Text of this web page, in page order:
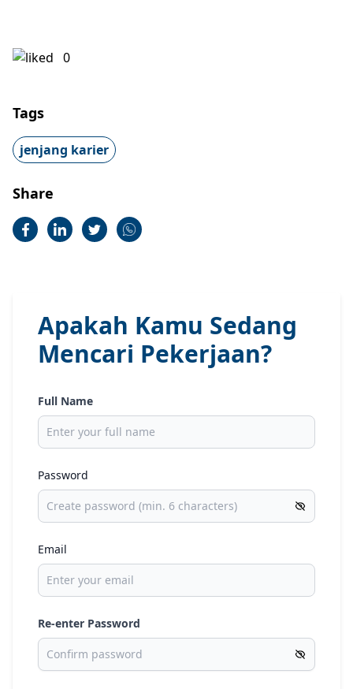
0
Tags
jenjang karier
Share
Apakah Kamu Sedang
Mencari Pekerjaan?
Full Name
Password
Email
Re-enter Password